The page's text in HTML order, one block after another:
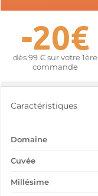
-20€
dès 99 € sur votre 1ère
commande
Caractéristiques
Domaine
Cuvée
Millésime